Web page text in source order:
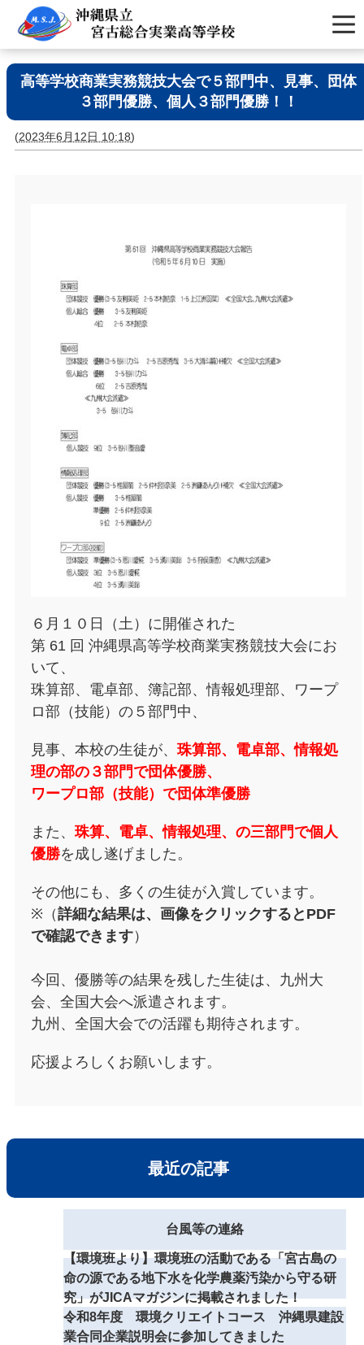
高等学校商業実務競技大会で５部門中、見事、団体
３部門優勝、個人３部門優勝！！
(2023年6月12日 10:18)
６月１０日（土）に開催された
第 61 回 沖縄県高等学校商業実務競技大会にお
いて、
珠算部、電卓部、簿記部、情報処理部、ワープ
ロ部（技能）の５部門中、
見事、本校の生徒が、 珠算部、電卓部、情報処
理の部の３部門で団体優勝、
ワープロ部（技能）で団体準優勝
また、 珠算、電卓、情報処理、の三部門で個人
優勝を成し遂げました。
その他にも、多くの生徒が入賞しています。
※（詳細な結果は、画像をクリックするとPDF
で確認できます）
今回、優勝等の結果を残した生徒は、九州大
会、全国大会へ派遣されます。
九州、全国大会での活躍も期待されます。
応援よろしくお願いします。
最近の記事
台風等の連絡
【環境班より】環境班の活動である「宮古島の
命の源である地下水を化学農薬汚染から守る研
究」がJICAマガジンに掲載されました！
令和8年度 環境クリエイトコース 沖縄県建設
業合同企業説明会に参加してきました